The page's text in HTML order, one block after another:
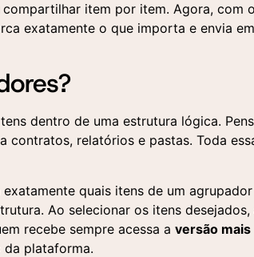
item por item. Agora, com o
exatamente o que importa e envia em
dentro de uma estrutura lógica.
contratos, relatórios e pastas. Toda
quais itens de um agrupador
Ao selecionar os itens desejados,
recebe sempre acessa a versão mais
da plataforma.